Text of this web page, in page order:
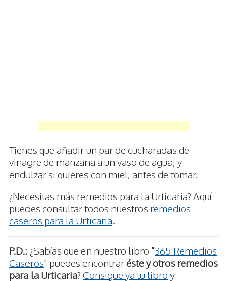
Tienes que añadir un par de cucharadas de
vinagre de manzana a un vaso de agua, y
endulzar si quieres con miel, antes de tomar.
¿Necesitas más remedios para la Urticaria? Aquí
puedes consultar todos nuestros remedios
caseros para la Urticaria.
P.D.: ¿Sabías que en nuestro libro "365 Remedios
Caseros" puedes encontraréste y otros remedios
para la Urticaria? Consigue ya tu libro y